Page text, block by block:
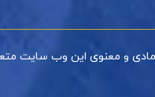
و معنوی این وب سایت